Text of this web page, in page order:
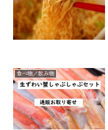
食べ物／飲み物